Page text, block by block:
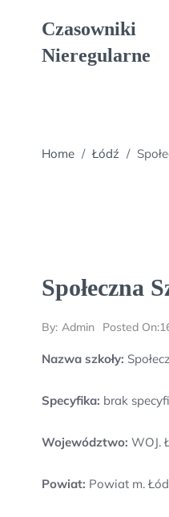
Czasowniki
Nieregularne
Home / Łódź /
Społeczna
By: Admin Posted On:
Nazwa szkoły:
Specyfika: brak
Województwo: WOJ.
Powiat: Powiat m.